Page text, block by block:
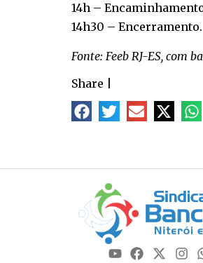
14h –
14h30 – Encerramento.
Fonte: Feeb RJ-ES, com
Share